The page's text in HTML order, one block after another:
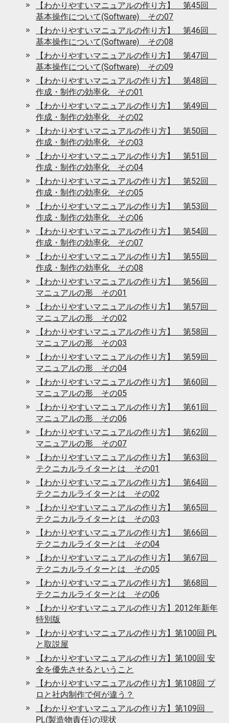
【わかりやすいマニュアルの作り方】 第45回
基本操作について(Software) その07
【わかりやすいマニュアルの作り方】 第46回
基本操作について(Software) その08
【わかりやすいマニュアルの作り方】 第47回
基本操作について(Software) その09
【わかりやすいマニュアルの作り方】 第48回
作成・制作の効率化 その01
【わかりやすいマニュアルの作り方】 第49回
作成・制作の効率化 その02
【わかりやすいマニュアルの作り方】 第50回
作成・制作の効率化 その03
【わかりやすいマニュアルの作り方】 第51回
作成・制作の効率化 その04
【わかりやすいマニュアルの作り方】 第52回
作成・制作の効率化 その05
【わかりやすいマニュアルの作り方】 第53回
作成・制作の効率化 その06
【わかりやすいマニュアルの作り方】 第54回
作成・制作の効率化 その07
【わかりやすいマニュアルの作り方】 第55回
作成・制作の効率化 その08
【わかりやすいマニュアルの作り方】 第56回
マニュアルの形 その01
【わかりやすいマニュアルの作り方】 第57回
マニュアルの形 その02
【わかりやすいマニュアルの作り方】 第58回
マニュアルの形 その03
【わかりやすいマニュアルの作り方】 第59回
マニュアルの形 その04
【わかりやすいマニュアルの作り方】 第60回
マニュアルの形 その05
【わかりやすいマニュアルの作り方】 第61回
マニュアルの形 その06
【わかりやすいマニュアルの作り方】 第62回
マニュアルの形 その07
【わかりやすいマニュアルの作り方】 第63回
テクニカルライターとは その01
【わかりやすいマニュアルの作り方】 第64回
テクニカルライターとは その02
【わかりやすいマニュアルの作り方】 第65回
テクニカルライターとは その03
【わかりやすいマニュアルの作り方】 第66回
テクニカルライターとは その04
【わかりやすいマニュアルの作り方】 第67回
テクニカルライターとは その05
【わかりやすいマニュアルの作り方】 第68回
テクニカルライターとは その06
【わかりやすいマニュアルの作り方】2012年新年
特別版
【わかりやすいマニュアルの作り方】第100回 PL
と取説屋
【わかりやすいマニュアルの作り方】第100回 安
全を優先させるということ
【わかりやすいマニュアルの作り方】第108回 プ
ロと社内制作で何が違う？
【わかりやすいマニュアルの作り方】第109回
PL(製造物責任)の現状